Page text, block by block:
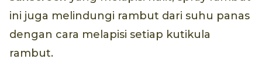
ini juga melindungi rambut dari suhu panas
dengan cara melapisi setiap kutikula
rambut.